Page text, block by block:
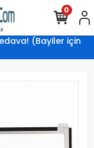
(Bayiler için
0